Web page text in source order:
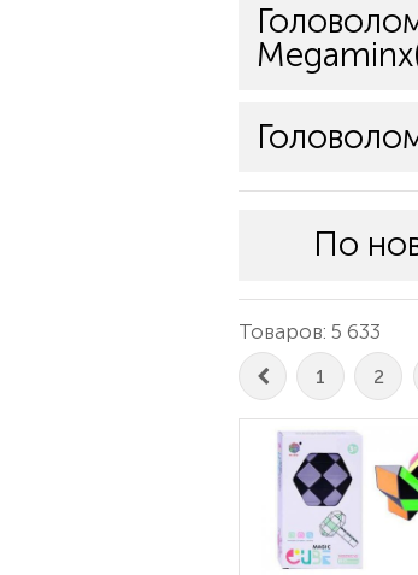
По
Товаров: 5 633
1 2